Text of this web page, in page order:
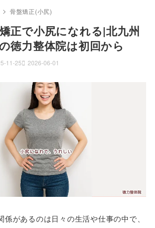
骨盤矯正(小尻)
正で小尻になれる|北九州
徳力整体院は初回から
11-25 2026-06-01
係があるのは日々の生活や仕事の中で、